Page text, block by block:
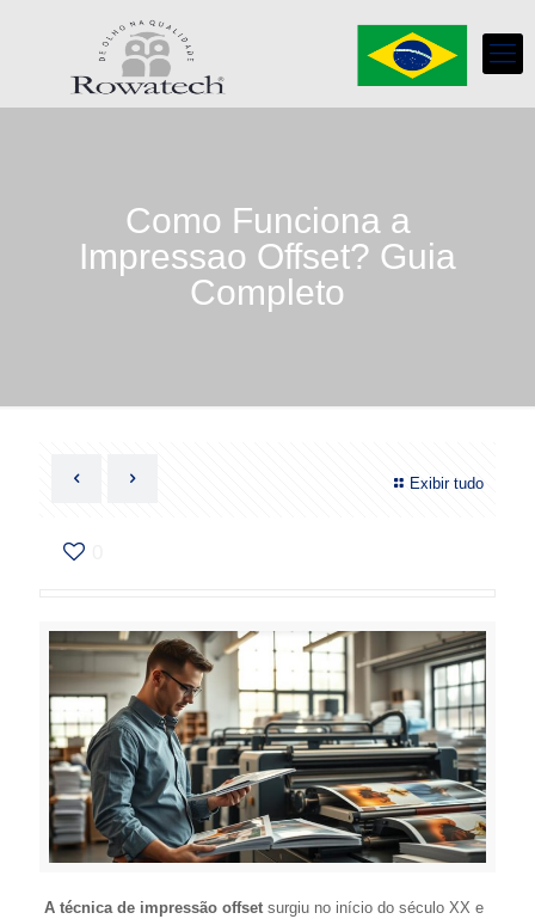
Como Funciona a
Impressao Offset? Guia
Completo
Exibir tudo
A técnica de impressão offsetsurgiu no início do século XX e